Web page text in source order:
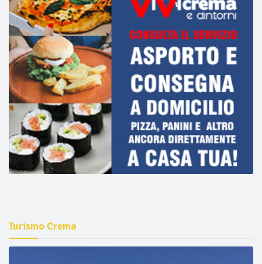
Turismo Crema